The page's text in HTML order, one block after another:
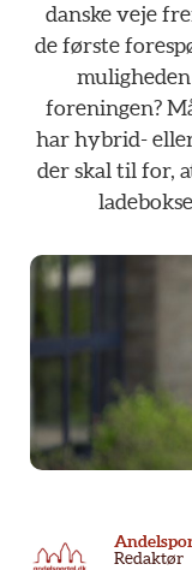
danske veje
de første
muligheden
foreningen?
har hybrid-
der skal til for,
Redaktør